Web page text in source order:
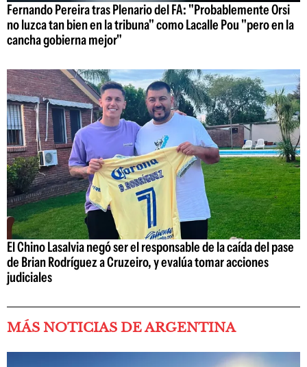
Fernando Pereira tras Plenario del FA: "Probablemente Orsi
no luzca tan bien en la tribuna" como Lacalle Pou "pero en la
cancha gobierna mejor"
El Chino Lasalvia negó ser el responsable de la caída del pase
de Brian Rodríguez a Cruzeiro, y evalúa tomar acciones
judiciales
MÁS NOTICIAS DE ARGENTINA